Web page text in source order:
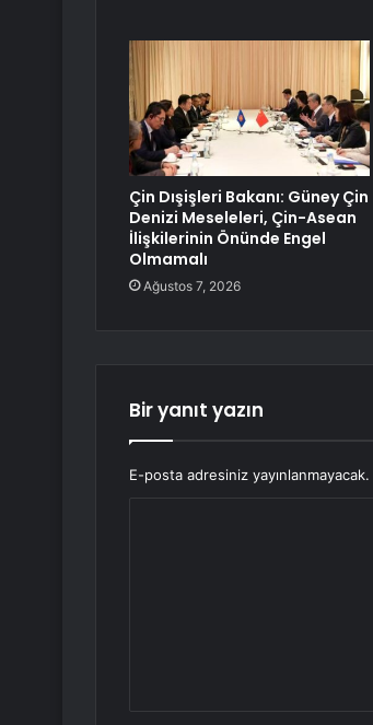
Çin Dışişleri Bakanı: Güney Çin
Denizi Meseleleri, Çin-Asean
İlişkilerinin Önünde Engel
Olmamalı
Ağustos 7, 2026
Bir yanıt yazın
E-posta adresiniz yayınlanmayacak.